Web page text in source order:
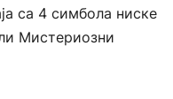
са 4 симбола ниске
Мистериозни